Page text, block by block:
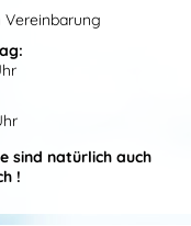
Vereinbarung
sind natürlich auch
!